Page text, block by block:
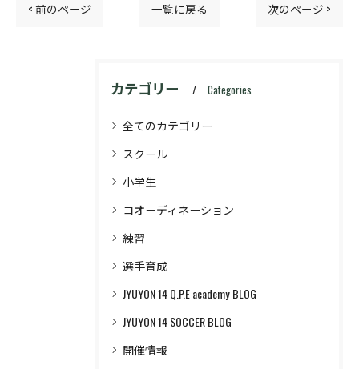
< 前のページ 一覧に戻る 次のページ >
カテゴリー Categories
全てのカテゴリー
スクール
小学生
コオーディネーション
練習
選手育成
JYUYON 14 Q.P.E academy BLOG
JYUYON 14 SOCCER BLOG
開催情報